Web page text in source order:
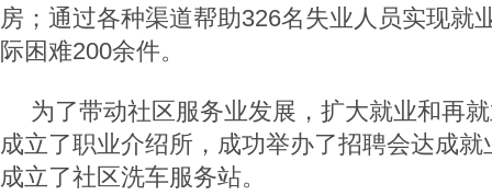
房；通过各种渠道帮助326名失业人员实现就
际困难200余件。
为了带动社区服务业发展，扩大就业和再
成立了职业介绍所，成功举办了招聘会达成
成立了社区洗车服务站。